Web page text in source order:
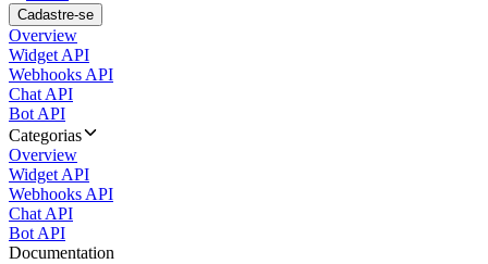
Cadastre-se
Overview
Widget API
Webhooks API
Chat API
Bot API
Categorias
Overview
Widget API
Webhooks API
Chat API
Bot API
Documentation